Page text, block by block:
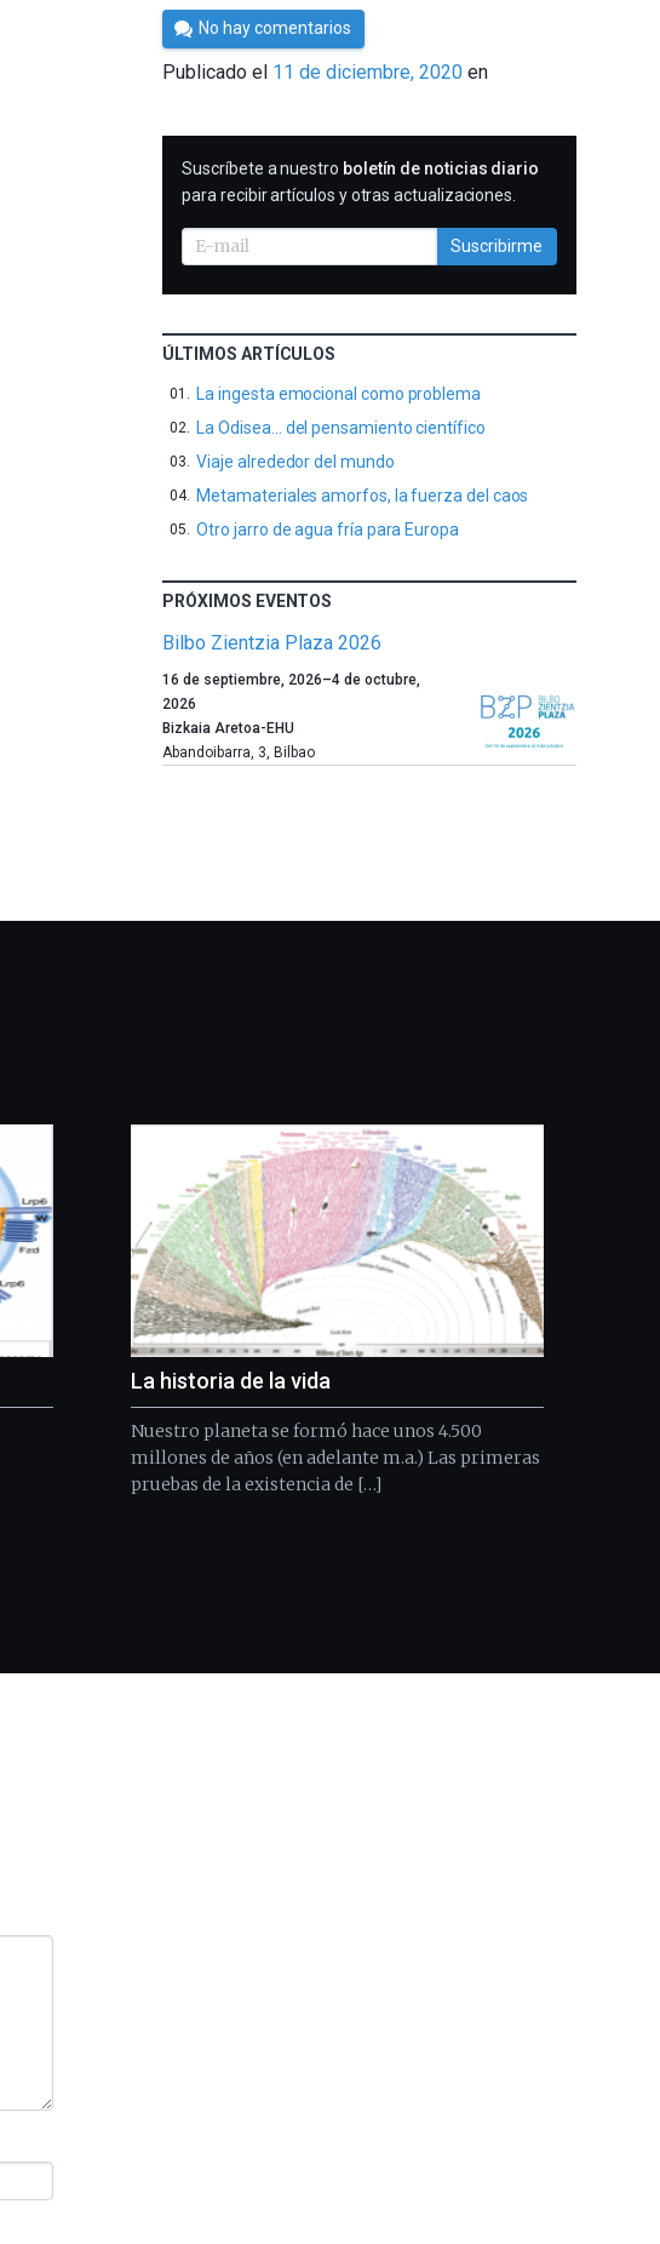
Por
César
Tomé
No hay comentarios
Publicado el 11 de diciembre, 2020 en
SUSCRIBIRME
Suscríbete a nuestro boletín de noticias diario
para recibir artículos y otras actualizaciones.
Suscribirme
ÚLTIMOS ARTÍCULOS
La ingesta emocional como problema
La Odisea… del pensamiento científico
Viaje alrededor del mundo
Metamateriales amorfos, la fuerza del caos
Otro jarro de agua fría para Europa
PRÓXIMOS EVENTOS
Bilbo Zientzia Plaza 2026
Un
año
más,
Bilbao
la
festival
que
llenará
la
ciudad
de
monólogos,
exposiciones,
conferencias,
docufórums
y
espectáculos
4
16 de septiembre, 2026–4 de octubre,
2026
Bizkaia Aretoa-EHU
Abandoibarra, 3, Bilbao
La historia de la vida
Nuestro planeta se formó hace unos 4.500
millones de años (en adelante m.a.) Las primeras
pruebas de la existencia de […]